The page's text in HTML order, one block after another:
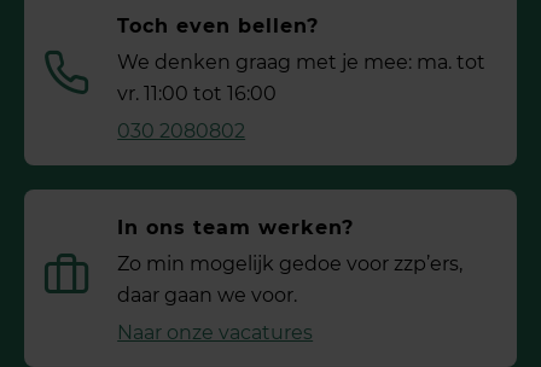
Toch even bellen?
We denken graag met je mee: ma. tot
vr. 11:00 tot 16:00
030 2080802
In ons team werken?
Zo min mogelijk gedoe voor ­zzp’ers,
daar gaan we voor.
Naar onze vacatures